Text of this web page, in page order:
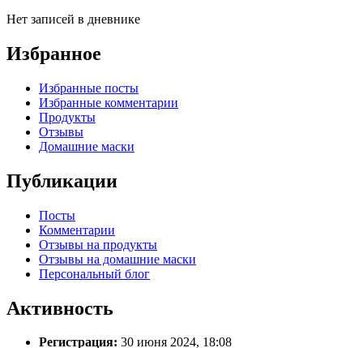
Нет записей в дневнике
Избранное
Избранные посты
Избранные комментарии
Продукты
Отзывы
Домашние маски
Публикации
Посты
Комментарии
Отзывы на продукты
Отзывы на домашние маски
Персональный блог
Активность
Регистрация: 30 июня 2024, 18:08